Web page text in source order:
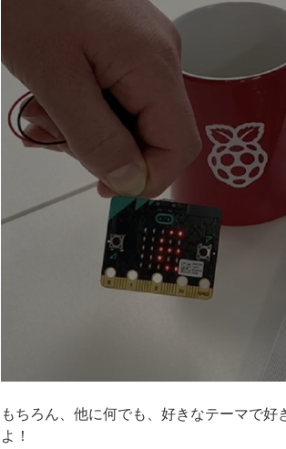
もちろん、他に何でも、好きなテーマで好
よ！